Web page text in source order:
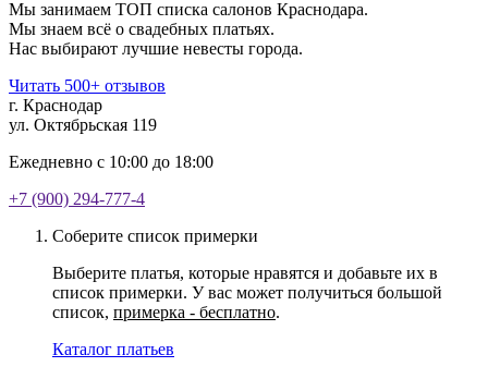
Мы занимаем ТОП списка салонов Краснодара.
Мы знаем всё о свадебных платьях.
Нас выбирают лучшие невесты города.
Читать 500+ отзывов
г. Краснодар
ул. Октябрьская 119
Ежедневно с 10:00 до 18:00
+7 (900) 294-777-4
Соберите список примерки
Выберите платья, которые нравятся и добавьте их в
список примерки. У вас может получиться большой
список, примерка - бесплатно.
Каталог платьев